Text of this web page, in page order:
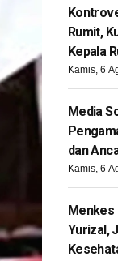
Rumit,
Kepala
Kamis, 6
Media
dan
Kamis, 6
Menkes
Yurizal,